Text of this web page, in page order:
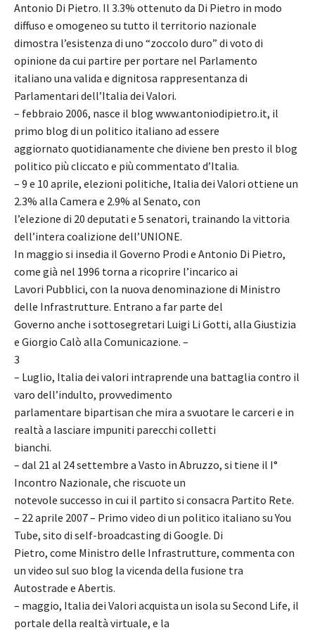
Antonio Di Pietro. Il 3.3% ottenuto da Di Pietro in modo
diffuso e omogeneo su tutto il territorio nazionale
dimostra l’esistenza di uno “zoccolo duro” di voto di
opinione da cui partire per portare nel Parlamento
italiano una valida e dignitosa rappresentanza di
Parlamentari dell’Italia dei Valori.
– febbraio 2006, nasce il blog www.antoniodipietro.it, il
primo blog di un politico italiano ad essere
aggiornato quotidianamente che diviene ben presto il blog
politico più cliccato e più commentato d’Italia.
– 9 e 10 aprile, elezioni politiche, Italia dei Valori ottiene un
2.3% alla Camera e 2.9% al Senato, con
l’elezione di 20 deputati e 5 senatori, trainando la vittoria
dell’intera coalizione dell’UNIONE.
In maggio si insedia il Governo Prodi e Antonio Di Pietro,
come già nel 1996 torna a ricoprire l’incarico ai
Lavori Pubblici, con la nuova denominazione di Ministro
delle Infrastrutture. Entrano a far parte del
Governo anche i sottosegretari Luigi Li Gotti, alla Giustizia
e Giorgio Calò alla Comunicazione. –
3
– Luglio, Italia dei valori intraprende una battaglia contro il
varo dell’indulto, provvedimento
parlamentare bipartisan che mira a svuotare le carceri e in
realtà a lasciare impuniti parecchi colletti
bianchi.
– dal 21 al 24 settembre a Vasto in Abruzzo, si tiene il I°
Incontro Nazionale, che riscuote un
notevole successo in cui il partito si consacra Partito Rete.
– 22 aprile 2007 – Primo video di un politico italiano su You
Tube, sito di self-broadcasting di Google. Di
Pietro, come Ministro delle Infrastrutture, commenta con
un video sul suo blog la vicenda della fusione tra
Autostrade e Abertis.
– maggio, Italia dei Valori acquista un isola su Second Life, il
portale della realtà virtuale, e la